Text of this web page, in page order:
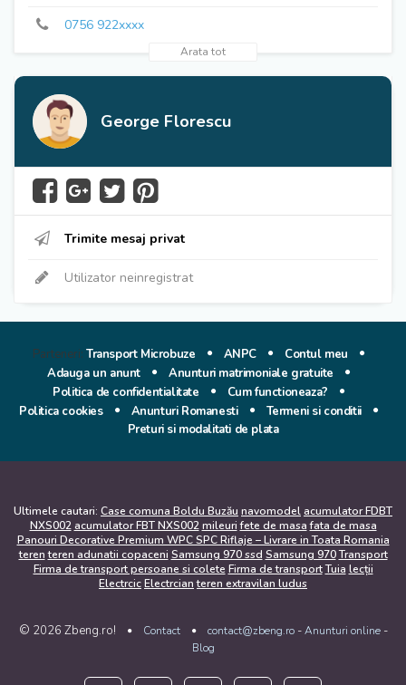
0756 922xxxx
Arata tot
George Florescu
Trimite mesaj privat
Utilizator neinregistrat
Parteneri:Transport Microbuze ANPC
Contul meu
Adauga un anunt
Anunturi matrimoniale gratuite
Politica de confidentialitate
Cum functioneaza?
Politica cookies
Anunturi Romanesti
Termeni si conditii
Preturi si modalitati de plata
Ultimele cautari: Case comuna Boldu Buzău navomodelacumulator FDBT
NXS002 acumulator FBT NXS002 mileuri fete de masa fata de masa
Panouri Decorative Premium WPC SPC Riflaje – Livrare in Toata Romania
teren teren adunatii copaceni Samsung 970 ssd Samsung 970Transport
Firma de transport persoane si colete Firma de transportTuia lecții
ElectrcicElectrcian teren extravilan ludus
© 2026 Zbeng.ro! Contact contact@zbeng.ro-Anunturi online-
Blog